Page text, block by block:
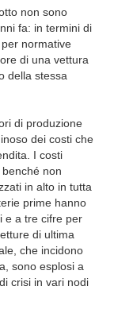
non sono
fa: in termini di
normative
di una vettura
della stessa
di produzione
dei costi che
I costi
benché non
in alto in tutta
prime hanno
e a tre cifre per
di ultima
che incidono
sono esplosi a
crisi in vari nodi